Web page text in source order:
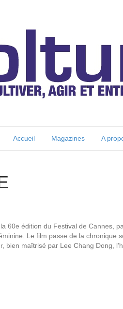
Accueil Magazines A
60e édition du Festival de Cannes,
Le film passe de la chronique
bien maîtrisé par Lee Chang Dong,